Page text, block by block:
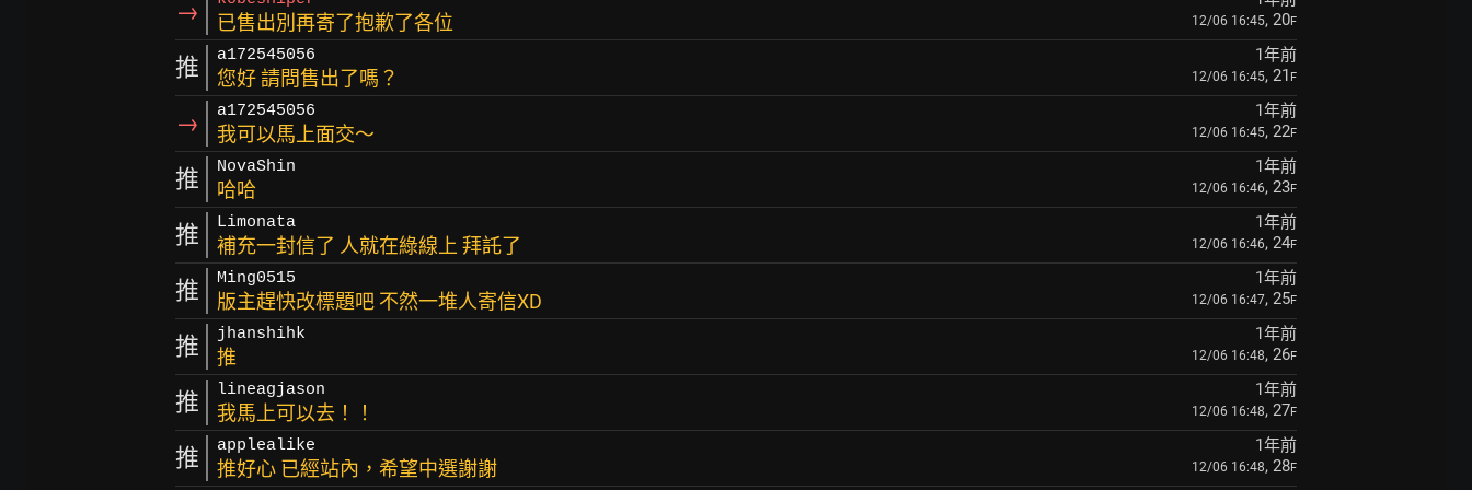
→ 已售出別再寄了抱歉了各位 12/06 16:45, 20F
推 a172545056 1年前
您好 請問售出了嗎？ 12/06 16:45, 21 F
→ a172545056 1年前
我可以馬上面交～ 12/06 16:45, 22F
推 NovaShin 1年前
哈哈 12/06 16:46, 23F
推 Limonata 1年前
補充一封信了 人就在綠線上 拜託了 12/06 16:46, 24F
推 Ming0515 1年前
版主趕快改標題吧 不然一堆人寄信XD 12/06 16:47, 25F
推 jhanshihk 1年前
推 12/06 16:48, 26F
推 lineagjason 1年前
我馬上可以去！！ 12/06 16:48, 27F
推 applealike 1年前
推好心 已經站內，希望中選謝謝 12/06 16:48, 28F